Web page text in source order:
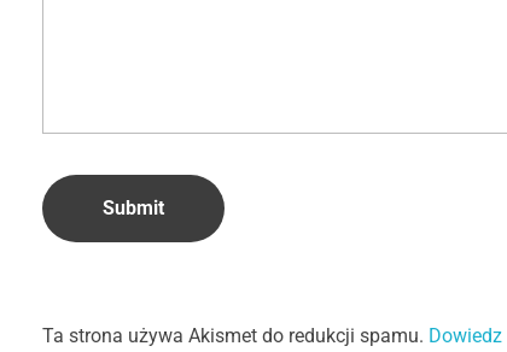
Ta strona używa Akismet do redukcji spamu.